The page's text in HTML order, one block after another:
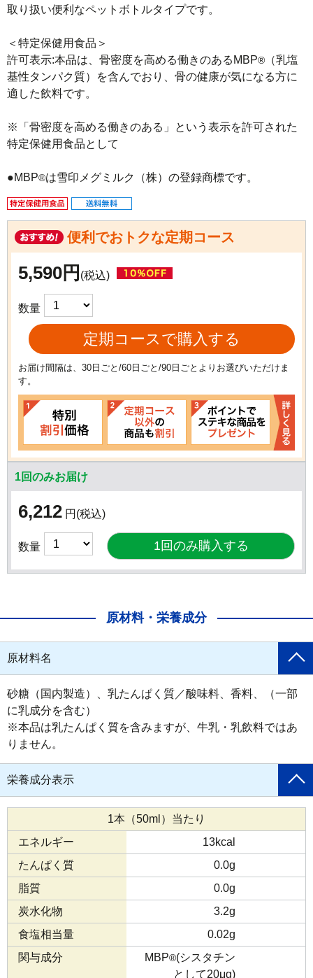
取り扱い便利なペットボトルタイプです。
＜特定保健用食品＞
許可表示:本品は、骨密度を高める働きのあるMBP® （乳塩
基性タンパク質）を含んでおり、骨の健康が気になる方に
適した飲料です。
※「骨密度を高める働きのある」という表示を許可された
特定保健用食品として
●MBP®は雪印メグミルク（株）の登録商標です。
便利でおトクな定期コース
5,590円 (税込)
数量
定期コースで購入する
お届け間隔は、30日ごと/60日ごと/90日ごとよりお選びいただけま
す。
1回のみお届け
6,212 円 (税込)
数量
原材料・栄養成分
原材料名
砂糖（国内製造）、乳たんぱく質／酸味料、香料、（一部
に乳成分を含む）
※本品は乳たんぱく質を含みますが、牛乳・乳飲料ではあ
りません。
栄養成分表示
1本（50ml）当たり
エネルギー
13kcal
たんぱく質
0.0g
脂質
0.0g
炭水化物
3.2g
食塩相当量
0.02g
関与成分
MBP®(シスタチン
として20μg)